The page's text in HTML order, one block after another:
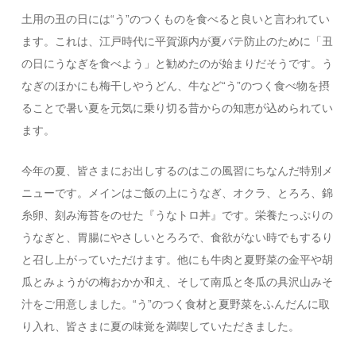
土用の丑の日には“う”のつくものを食べると良いと言われてい
ます。これは、江戸時代に平賀源内が夏バテ防止のために「丑
の日にうなぎを食べよう」と勧めたのが始まりだそうです。う
なぎのほかにも梅干しやうどん、牛など“う”のつく食べ物を摂
ることで暑い夏を元気に乗り切る昔からの知恵が込められてい
ます。
今年の夏、皆さまにお出しするのはこの風習にちなんだ特別メ
ニューです。メインはご飯の上にうなぎ、オクラ、とろろ、錦
糸卵、刻み海苔をのせた『うなトロ丼』です。栄養たっぷりの
うなぎと、胃腸にやさしいとろろで、食欲がない時でもするり
と召し上がっていただけます。他にも牛肉と夏野菜の金平や胡
瓜とみょうがの梅おかか和え、そして南瓜と冬瓜の具沢山みそ
汁をご用意しました。“う”のつく食材と夏野菜をふんだんに取
り入れ、皆さまに夏の味覚を満喫していただきました。